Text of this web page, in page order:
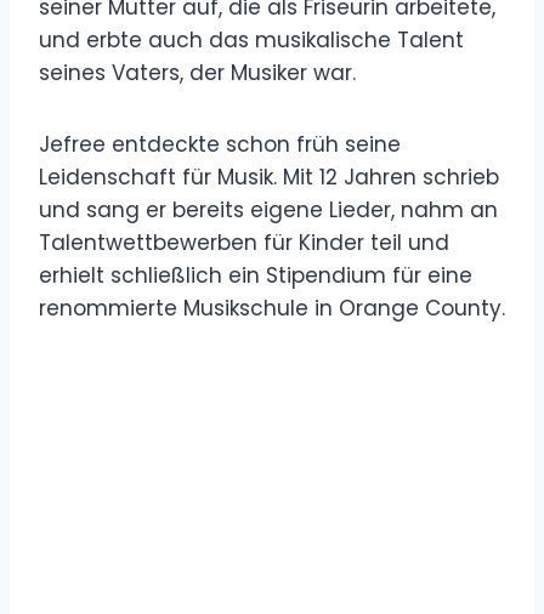
seiner Mutter auf, die als Friseurin arbeitete,
und erbte auch das musikalische Talent
seines Vaters, der Musiker war.
Jefree entdeckte schon früh seine
Leidenschaft für Musik. Mit 12 Jahren schrieb
und sang er bereits eigene Lieder, nahm an
Talentwettbewerben für Kinder teil und
erhielt schließlich ein Stipendium für eine
renommierte Musikschule in Orange County.